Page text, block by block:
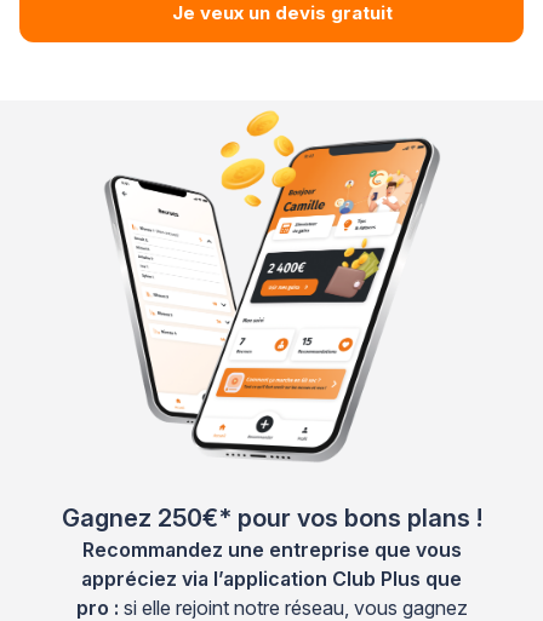
Je veux un devis gratuit
Gagnez 250€* pour vos bons plans !
Recommandez une entreprise que vous
appréciez via l’application Club Plus que
pro : si elle rejoint notre réseau, vous gagnez